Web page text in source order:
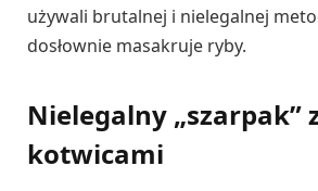
używali brutalnej i nielegalnej
dosłownie masakruje ryby.
Nielegalny „szarpak”
kotwicami